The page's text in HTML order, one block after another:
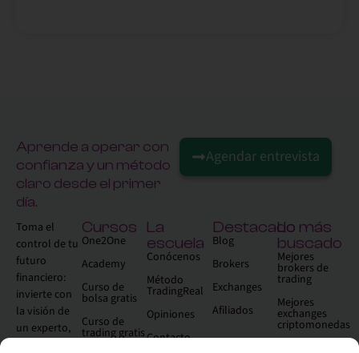
Aprende a operar con
confianza y un método
claro desde el primer
día.
Agendar entrevista
Toma el
control de tu
futuro
financiero:
invierte con
la visión de
un experto,
Cursos
One2One
Academy
Curso de
bolsa gratis
Curso de
trading gratis
La
escuela
Conócenos
Método
TradingReal
Opiniones
Contacto
Destacado
Blog
Brokers
Exchanges
Afiliados
Lo más
buscado
Mejores
brokers de
trading
Mejores
exchanges
criptomonedas